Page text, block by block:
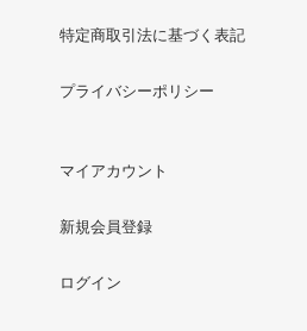
特定商取引法に基づく表記
プライバシーポリシー
マイアカウント
新規会員登録
ログイン